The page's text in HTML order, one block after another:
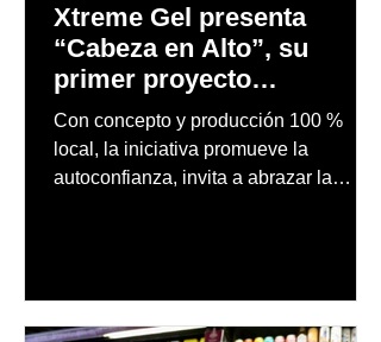
Xtreme Gel presenta
“Cabeza en Alto”, su
primer proyecto
audiovisual concebido y
producido completamente
en Puerto Rico
Con concepto y producción 100 %
local, la iniciativa promueve la
autoconfianza, invita a abrazar la